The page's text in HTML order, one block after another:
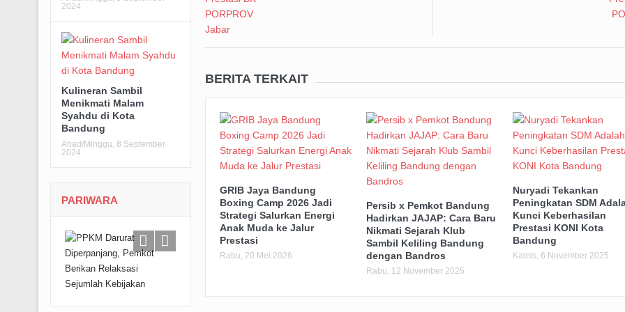
BERITA TERKAIT
GRIB Jaya Bandung
Boxing Camp 2026 Jadi
Strategi Salurkan Energi
Anak Muda ke Jalur
Prestasi
Rabu, 20 Mei 2026
Persib x Pemkot Bandung
Hadirkan JAJAP: Cara Baru
Nikmati Sejarah Klub
Sambil Keliling Bandung
dengan Bandros
Rabu, 12 November 2025
Nuryadi Tekankan
Peningkatan SDM
Kunci Keberhasilan
Prestasi KONI Kota
Bandung
Kamis, 6 November 2025
2024
Kulineran Sambil
Menikmati Malam
Syahdu di Kota
Bandung
Ahad/Minggu, 8 September
2024
PARIWARA